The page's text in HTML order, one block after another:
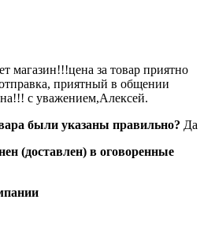
магазин!!!цена за товар приятно
приятный в общении
с уважением,Алексей.
были указаны правильно? Да
(доставлен) в оговоренные